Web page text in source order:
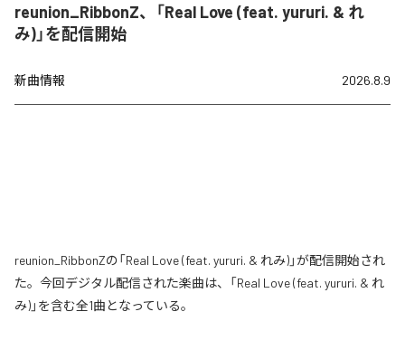
reunion_RibbonZ、「Real Love (feat. yururi. & れ
み)」を配信開始
新曲情報 2026.8.9
reunion_RibbonZの「Real Love (feat. yururi. & れみ)」が配信開始され
た。今回デジタル配信された楽曲は、「Real Love (feat. yururi. & れ
み)」を含む全1曲となっている。